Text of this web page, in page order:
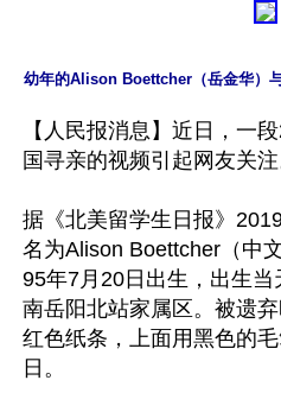
【人民报消息】近日，一
国寻亲的视频引起网友关注
据《北美留学生日报》
名为Alison Boettcher（中
95年7月20日出生，出生
南岳阳北站家属区。被遗
红色纸条，上面用黑色的
日。